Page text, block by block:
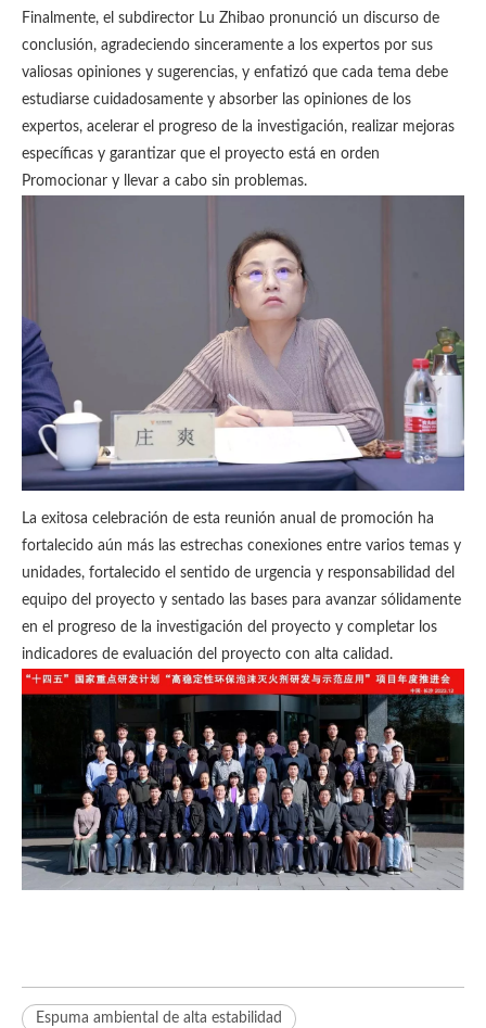
Finalmente, el subdirector Lu Zhibao pronunció un discurso de
conclusión, agradeciendo sinceramente a los expertos por sus
valiosas opiniones y sugerencias, y enfatizó que cada tema debe
estudiarse cuidadosamente y absorber las opiniones de los
expertos, acelerar el progreso de la investigación, realizar mejoras
específicas y garantizar que el proyecto está en orden
Promocionar y llevar a cabo sin problemas.
La exitosa celebración de esta reunión anual de promoción ha
fortalecido aún más las estrechas conexiones entre varios temas y
unidades, fortalecido el sentido de urgencia y responsabilidad del
equipo del proyecto y sentado las bases para avanzar sólidamente
en el progreso de la investigación del proyecto y completar los
indicadores de evaluación del proyecto con alta calidad.
Espuma ambiental de alta estabilidad